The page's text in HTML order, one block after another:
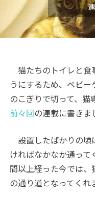
猫たちのトイレと食
うにするため、ベビ
のこぎりで切って、猫
前々回の連載に書きま
設置したばかりの頃
ければなかなか通っ
間以上経った今では
の通り道となってくれ